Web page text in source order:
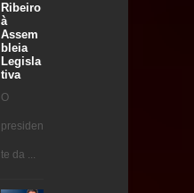
Ribeiro
à
Assem
bleia
Legisla
tiva
O
presiden
te da ...